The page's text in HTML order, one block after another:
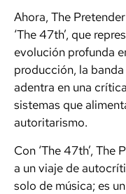
Ahora, The
‘The 47th’, que
evolución profunda
producción, la
adentra en una
sistemas que
autoritarismo.
Con ‘The 47th’, The
a un viaje de
solo de música; es